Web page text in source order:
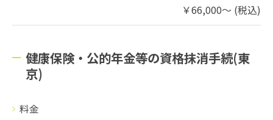
￥66,000～ (税込)
健康保険・公的年金等の資格抹消手続(東
京)
料金